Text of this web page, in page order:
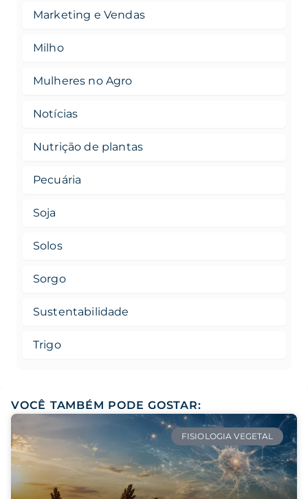
Marketing e Vendas
Milho
Mulheres no Agro
Notícias
Nutrição de plantas
Pecuária
Soja
Solos
Sorgo
Sustentabilidade
Trigo
VOCÊ TAMBÉM PODE GOSTAR:
FISIOLOGIA VEGETAL